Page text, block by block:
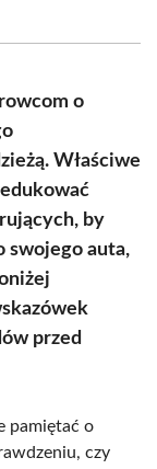
o
Właściwe
by
swojego auta,
przed
pamiętać o
czy